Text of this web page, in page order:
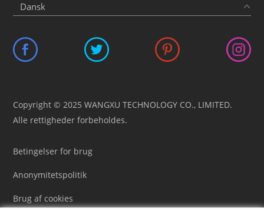
Copyright © 2025 WANGXU TECHNOLOGY CO., LIMITED.
Alle rettigheder forbeholdes.
Betingelser for brug
Anonymitetspolitik
Brug af cookies